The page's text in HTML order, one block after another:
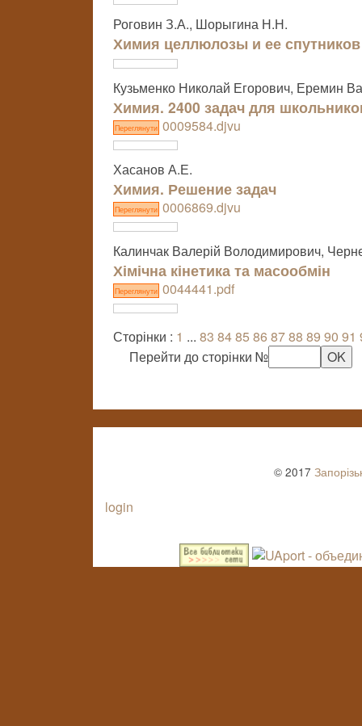
Роговин З.А., Шорыгина Н.Н.
Химия целлюлозы и ее спутников
Кузьменко Николай Егорович, Еремин
Химия. 2400 задач для
Переглянути 0009584.djvu
Хасанов А.Е.
Химия. Решение задач
Переглянути 0006869.djvu
Калинчак Валерій Володимирович,
Хімічна кінетика та масообмін
Переглянути 0044441.pdf
Сторінки : 1 ... 83 8485 86 8788 89 90 91
Перейти до сторінки №
© 2017
login